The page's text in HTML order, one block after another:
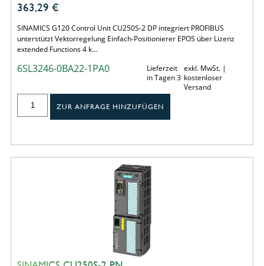
363,29 €
SINAMICS G120 Control Unit CU250S-2 DP integriert PROFIBUS
unterstützt Vektorregelung Einfach-Positionierer EPOS über Lizenz
extended Functions 4 k…
6SL3246-0BA22-1PA0
Lieferzeit
in Tagen 3
exkl. MwSt. |
kostenloser
Versand
ZUR ANFRAGE HINZUFÜGEN